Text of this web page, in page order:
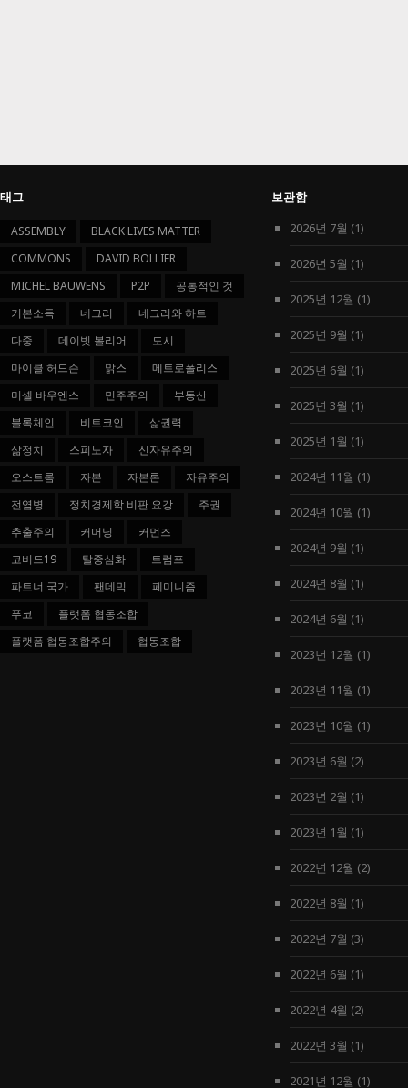
태그
ASSEMBLY
BLACK LIVES MATTER
COMMONS
DAVID BOLLIER
MICHEL BAUWENS
P2P
공통적인 것
기본소득
네그리
네그리와 하트
다중
데이빗 볼리어
도시
마이클 허드슨
맑스
메트로폴리스
미셸 바우엔스
민주주의
부동산
블록체인
비트코인
삶권력
삶정치
스피노자
신자유주의
오스트롬
자본 자본론
자유주의
전염병
정치경제학 비판 요강
주권
추출주의
커머닝
커먼즈
코비드19
탈중심화
트럼프
파트너 국가
팬데믹
페미니즘
푸코
플랫폼 협동조합
플랫폼 협동조합주의
협동조합
보관함
2026년 7월 (1)
2026년 5월 (1)
2025년 12월 (1)
2025년 9월 (1)
2025년 6월 (1)
2025년 3월 (1)
2025년 1월 (1)
2024년 11월 (1)
2024년 10월 (1)
2024년 9월 (1)
2024년 8월 (1)
2024년 6월 (1)
2023년 12월 (1)
2023년 11월 (1)
2023년 10월 (1)
2023년 6월 (2)
2023년 2월 (1)
2023년 1월 (1)
2022년 12월 (2)
2022년 8월 (1)
2022년 7월 (3)
2022년 6월 (1)
2022년 4월 (2)
2022년 3월 (1)
2021년 12월 (1)